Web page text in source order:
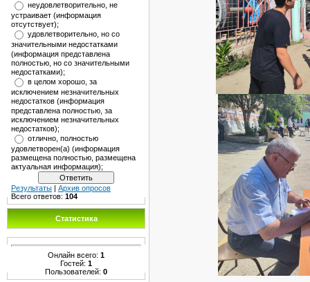
неудовлетворительно, не
устраивает (информация
отсутствует);
удовлетворительно, но со
значительными недостатками
(информация представлена
полностью, но со значительными
недостатками);
в целом хорошо, за
исключением незначительных
недостатков (информация
представлена полностью, за
исключением незначительных
недостатков);
отлично, полностью
удовлетворен(а) (информация
размещена полностью, размещена
актуальная информация);
Результаты | Архив опросов
Всего ответов: 104
Статистика
Онлайн всего: 1
Гостей: 1
Пользователей: 0